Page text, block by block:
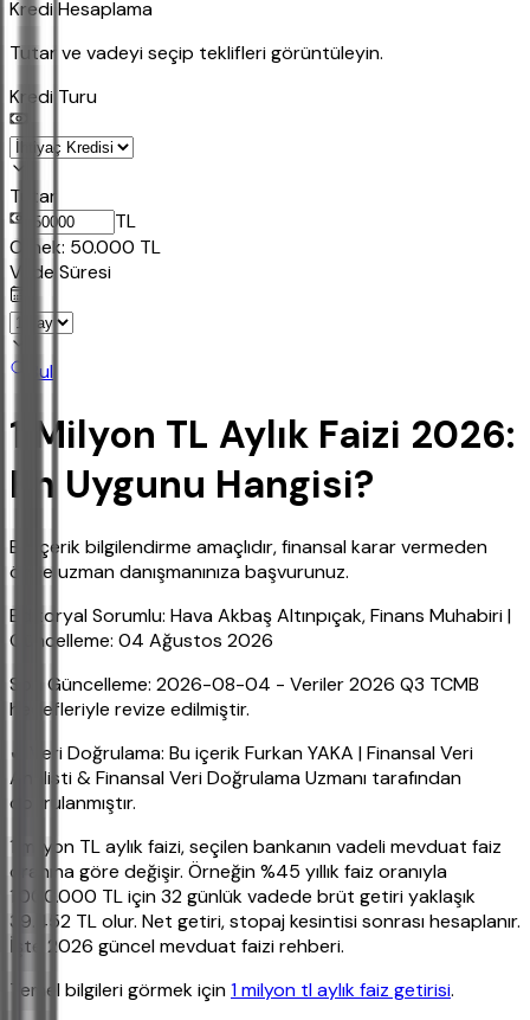
Kredi Hesaplama
Tutar ve vadeyi seçip teklifleri görüntüleyin.
Kredi Turu
Tutar
TL
Ornek: 50.000 TL
Vade Süresi
Bul
1 Milyon TL Aylık Faizi 2026:
En Uygunu Hangisi?
Bu içerik bilgilendirme amaçlıdır, finansal karar vermeden
önce uzman danışmanınıza başvurunuz.
Editoryal Sorumlu: Hava Akbaş Altınpıçak, Finans Muhabiri |
Güncelleme: 04 Ağustos 2026
Son Güncelleme: 2026-08-04 - Veriler 2026 Q3 TCMB
hedefleriyle revize edilmiştir.
✔ Veri Doğrulama: Bu içerik Furkan YAKA | Finansal Veri
Analisti & Finansal Veri Doğrulama Uzmanı tarafından
doğrulanmıştır.
1 milyon TL aylık faizi, seçilen bankanın vadeli mevduat faiz
oranına göre değişir. Örneğin %45 yıllık faiz oranıyla
1.000.000 TL için 32 günlük vadede brüt getiri yaklaşık
39.452 TL olur. Net getiri, stopaj kesintisi sonrası hesaplanır.
İşte 2026 güncel mevduat faizi rehberi.
Temel bilgileri görmek için1 milyon tl aylık faiz getirisi.